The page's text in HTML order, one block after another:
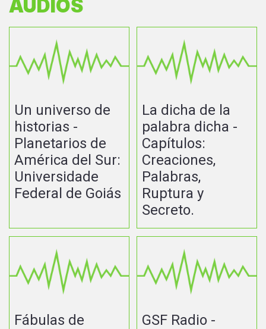
AUDIOS
Un universo de
historias -
Planetarios de
América del Sur:
Universidade
Federal de Goiás
La dicha de la
palabra dicha -
Capítulos:
Creaciones,
Palabras,
Ruptura y
Secreto.
Fábulas de
GSF Radio -